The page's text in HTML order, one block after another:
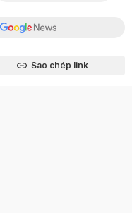
Sao chép link